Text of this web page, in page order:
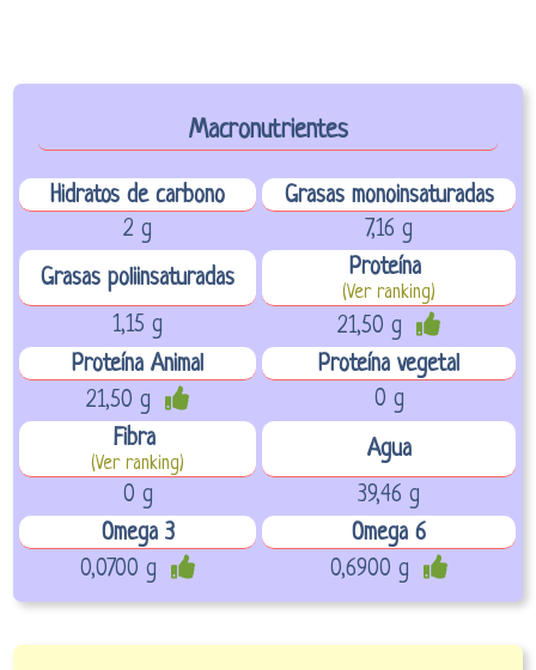
Macronutrientes
Hidratos de carbono
Grasas monoinsaturadas
2 g
7,16 g
Grasas poliinsaturadas
Proteína
(Ver ranking)
1,15 g
21,50 g
Proteína Animal
Proteína vegetal
21,50 g
0 g
Fibra
(Ver ranking)
Agua
0 g
39,46 g
Omega 3
Omega 6
0,0700 g
0,6900 g